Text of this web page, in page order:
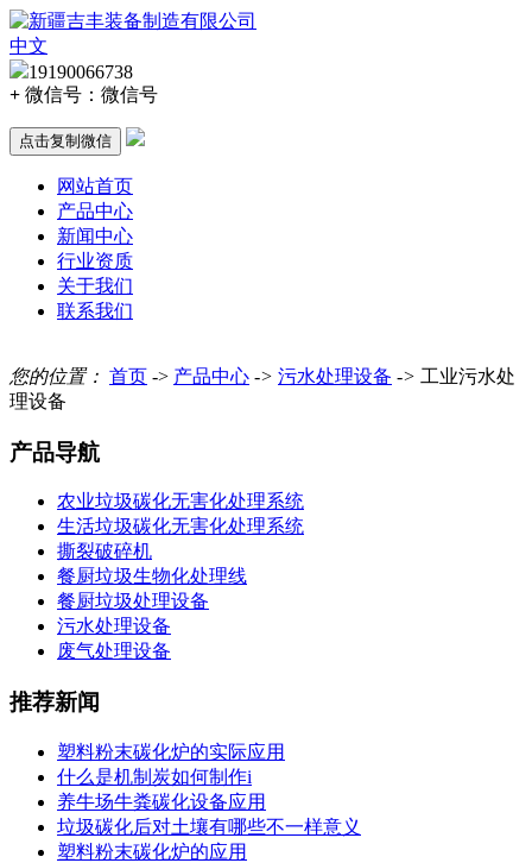
中文
19190066738
+ 微信号： 微信号
点击复制微信
网站首页
产品中心
新闻中心
行业资质
关于我们
联系我们
您的位置： 首页 -> 产品中心 -> 污水处理设备 -> 工业污水处
理设备
产品导航
农业垃圾碳化无害化处理系统
生活垃圾碳化无害化处理系统
撕裂破碎机
餐厨垃圾生物化处理线
餐厨垃圾处理设备
污水处理设备
废气处理设备
推荐新闻
塑料粉末碳化炉的实际应用
什么是机制炭如何制作i
养牛场牛粪碳化设备应用
垃圾碳化后对土壤有哪些不一样意义
塑料粉末碳化炉的应用